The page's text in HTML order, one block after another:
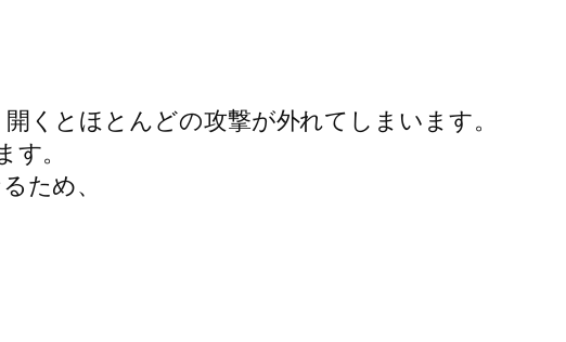
くとほとんどの攻撃が外れてしまいます。
。
ため、